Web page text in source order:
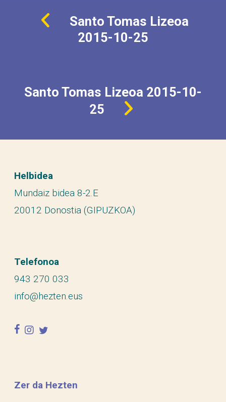
Santo Tomas Lizeoa
2015-10-25
Santo Tomas Lizeoa 2015-10-
25
Helbidea
Mundaiz bidea 8-2.E
20012 Donostia (GIPUZKOA)
Telefonoa
943 270 033
info@hezten.eus
facebook
instagram
twitter
Zer da Hezten